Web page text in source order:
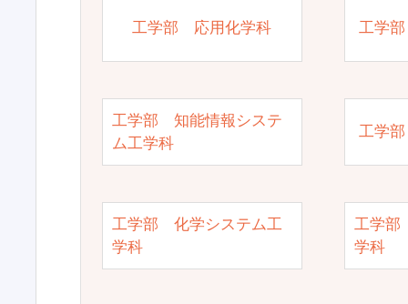
工学部 応用化学科 工学
工学部 知能情報システ
ム工学科
工学
工学部 化学システム工
学科
工学部
学科